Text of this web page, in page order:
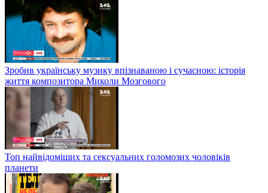
Зробив українську музику впізнаваною і сучасною: історія
життя композитора Миколи Мозгового
Топ найвідоміших та сексуальних голомозих чоловіків
планети